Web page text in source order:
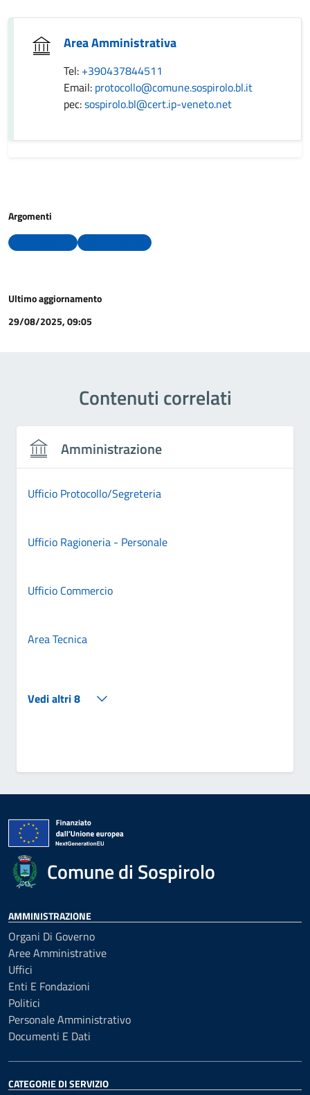
Area Amministrativa
Tel: +390437844511
Email: protocollo@comune.sospirolo.bl.it
pec:sospirolo.bl@cert.ip-veneto.net
Argomenti
Ultimo aggiornamento
29/08/2025, 09:05
Contenuti correlati
Amministrazione
Ufficio Protocollo/Segreteria
Ufficio Ragioneria - Personale
Ufficio Commercio
Area Tecnica
Vedi altri 8
Comune di Sospirolo
AMMINISTRAZIONE
Organi Di Governo
Aree Amministrative
Uffici
Enti E Fondazioni
Politici
Personale Amministrativo
Documenti E Dati
CATEGORIE DI SERVIZIO